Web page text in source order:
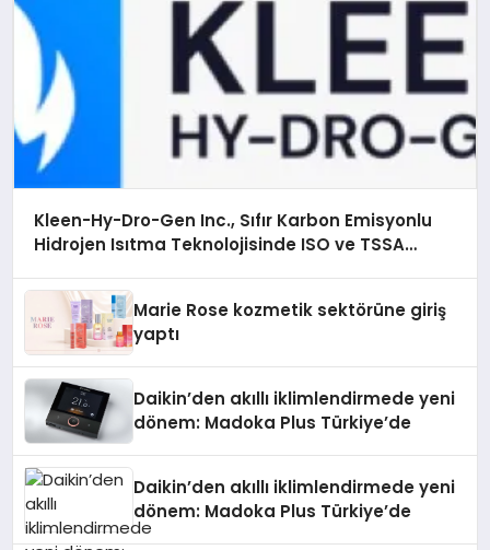
Kleen-Hy-Dro-Gen Inc., Sıfır Karbon Emisyonlu
Hidrojen Isıtma Teknolojisinde ISO ve TSSA
Marie Rose kozmetik sektörüne giriş
yaptı
Daikin’den akıllı iklimlendirmede yeni
dönem: Madoka Plus Türkiye’de
Daikin’den akıllı iklimlendirmede yeni
dönem: Madoka Plus Türkiye’de